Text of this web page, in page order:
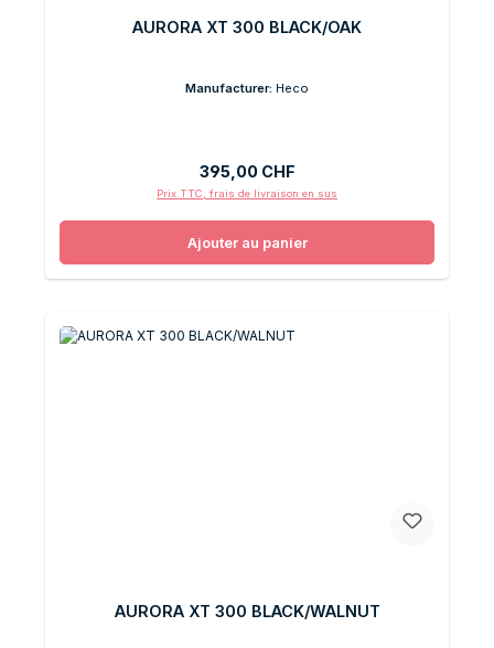
AURORA XT 300 BLACK/OAK
Manufacturer: Heco
Prix régulier :
395,00 CHF
Prix TTC, frais de livraison en sus
Ajouter au panier
AURORA XT 300 BLACK/WALNUT